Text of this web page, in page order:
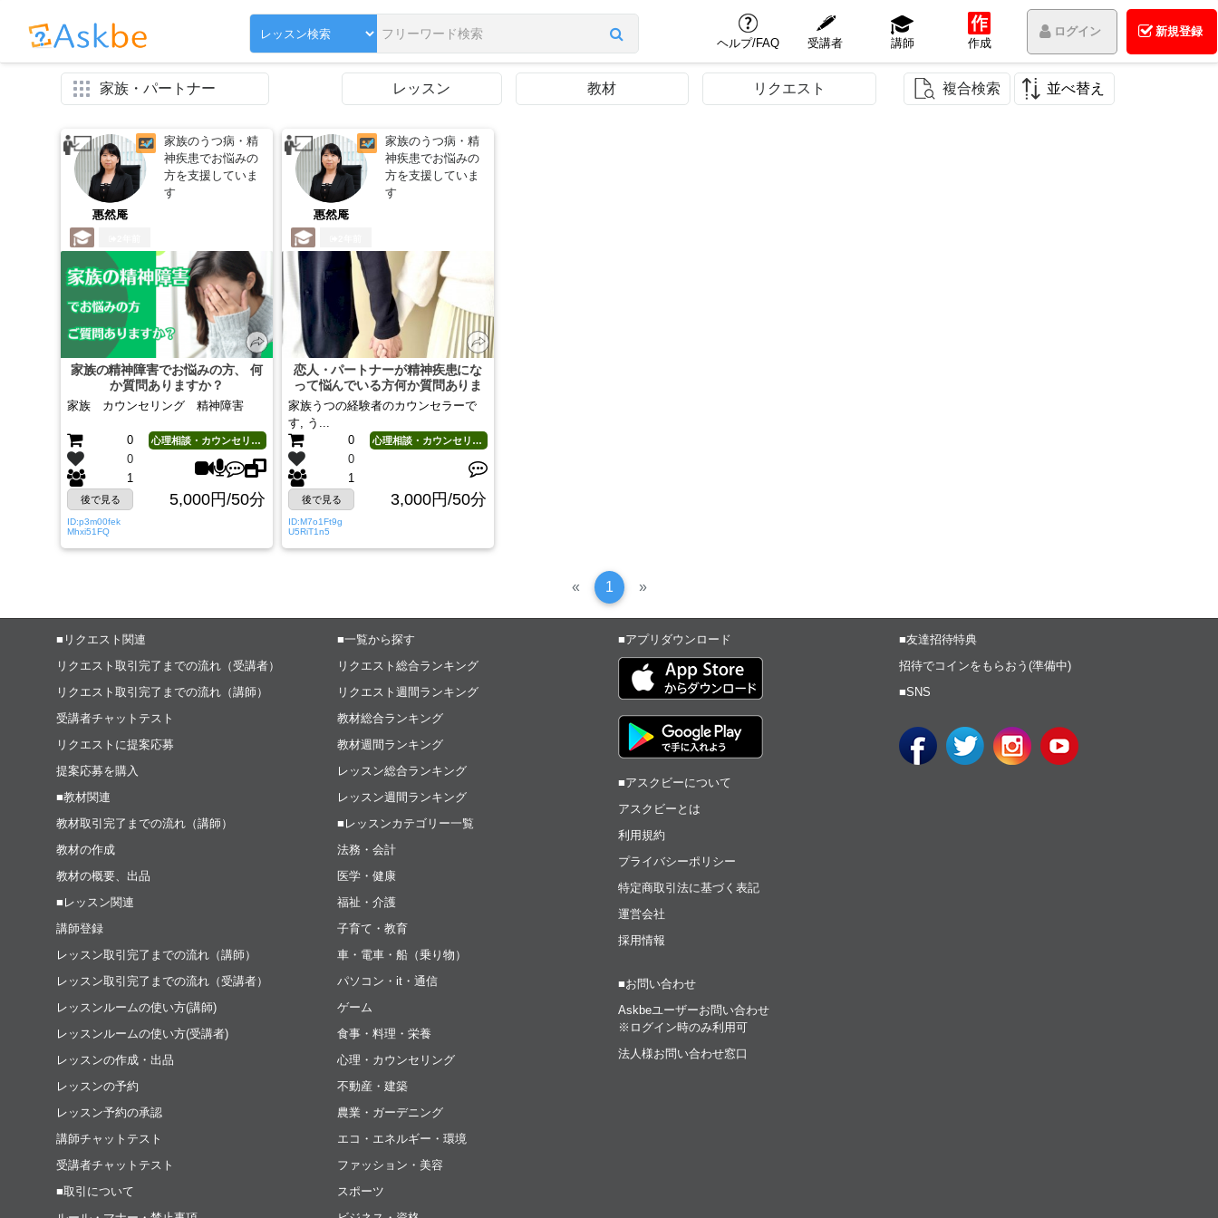
ヘルプ/FAQ 受講者 講師 作成
ログイン 新規登録
家族・パートナー レッスン 教材 リクエスト 複合検索 並べ替え
惠然庵
家族のうつ病・精
神疾患でお悩みの
方を支援していま
す
家族の精神障害でお悩みの方、 何
か質問ありますか？
家族 カウンセリング 精神障害
0
0
1
心理相談・カウンセリング
後で見る 5,000円/50分
ID:p3m00fek
Mhxi51FQ
惠然庵
家族のうつ病・精
神疾患でお悩みの
方を支援していま
す
恋人・パートナーが精神疾患にな
って悩んでいる方何か質問ありま
すか？
家族うつの経験者のカウンセラーで
す, う...
0
0
1
心理相談・カウンセリング
後で見る 3,000円/50分
ID:M7o1Ft9g
U5RiT1n5
«Previous
1 »次
■リクエスト関連
リクエスト取引完了までの流れ（受講者）
リクエスト取引完了までの流れ（講師）
受講者チャットテスト
リクエストに提案応募
提案応募を購入
■教材関連
教材取引完了までの流れ（講師）
教材の作成
教材の概要、出品
■レッスン関連
講師登録
レッスン取引完了までの流れ（講師）
レッスン取引完了までの流れ（受講者）
レッスンルームの使い方(講師)
レッスンルームの使い方(受講者)
レッスンの作成・出品
レッスンの予約
レッスン予約の承認
講師チャットテスト
受講者チャットテスト
■取引について
■一覧から探す
リクエスト総合ランキング
リクエスト週間ランキング
教材総合ランキング
教材週間ランキング
レッスン総合ランキング
レッスン週間ランキング
■レッスンカテゴリー一覧
法務・会計
医学・健康
福祉・介護
子育て・教育
車・電車・船（乗り物）
パソコン・it・通信
ゲーム
食事・料理・栄養
心理・カウンセリング
不動産・建築
農業・ガーデニング
エコ・エネルギー・環境
ファッション・美容
スポーツ
■アプリダウンロード
■アスクビーについて
アスクビーとは
利用規約
プライバシーポリシー
特定商取引法に基づく表記
運営会社
採用情報
■お問い合わせ
Askbeユーザーお問い合わせ
※ログイン時のみ利用可
法人様お問い合わせ窓口
■友達招待特典
招待でコインをもらおう(準備中)
■SNS